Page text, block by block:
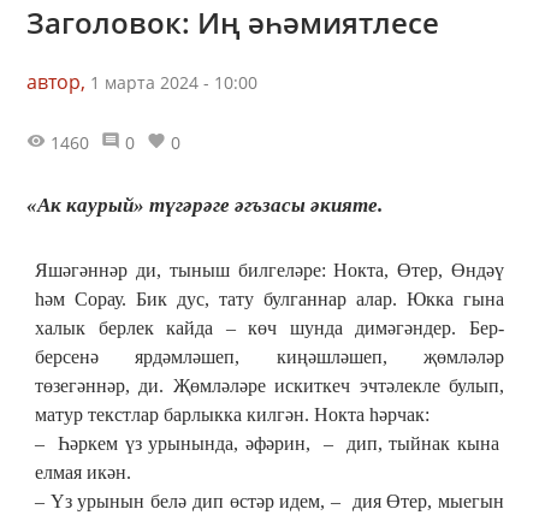
Заголовок: Иң әһәмиятлесе
автор, 1 марта 2024 - 10:00
1460 0 0
«Ак каурый» түгәрәге әгъзасы әкияте.
Яшәгәннәр ди, тыныш билгеләре: Нокта, Өтер, Өндәү
һәм Сорау. Бик дус, тату булганнар алар. Юкка гына
халык берлек кайда – көч шунда димәгәндер. Бер-
берсенә ярдәмләшеп, киңәшләшеп, җөмләләр
төзегәннәр, ди. Җөмләләре искиткеч эчтәлекле булып,
матур текстлар барлыкка килгән. Нокта һәрчак:
– Һәркем үз урынында, әфәрин, – дип, тыйнак кына
елмая икән.
– Үз урынын белә дип өстәр идем, – дия Өтер, мыегын